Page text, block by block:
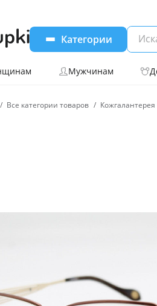
Категории
Мужчинам
Все категории товаров